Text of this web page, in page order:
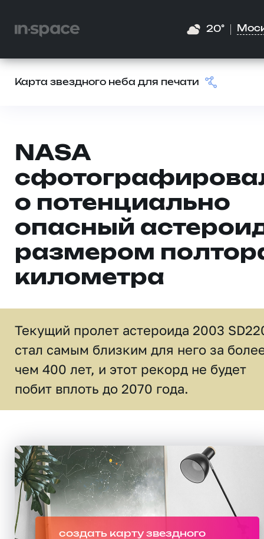
20°
Карта звездного неба для печати
NASA
о потенциально
опасный
размером
километра
Текущий пролет астероида 2003
стал самым близким для него за
чем 400 лет, и этот рекорд не будет
побит вплоть до 2070 года.
создать карту звездного